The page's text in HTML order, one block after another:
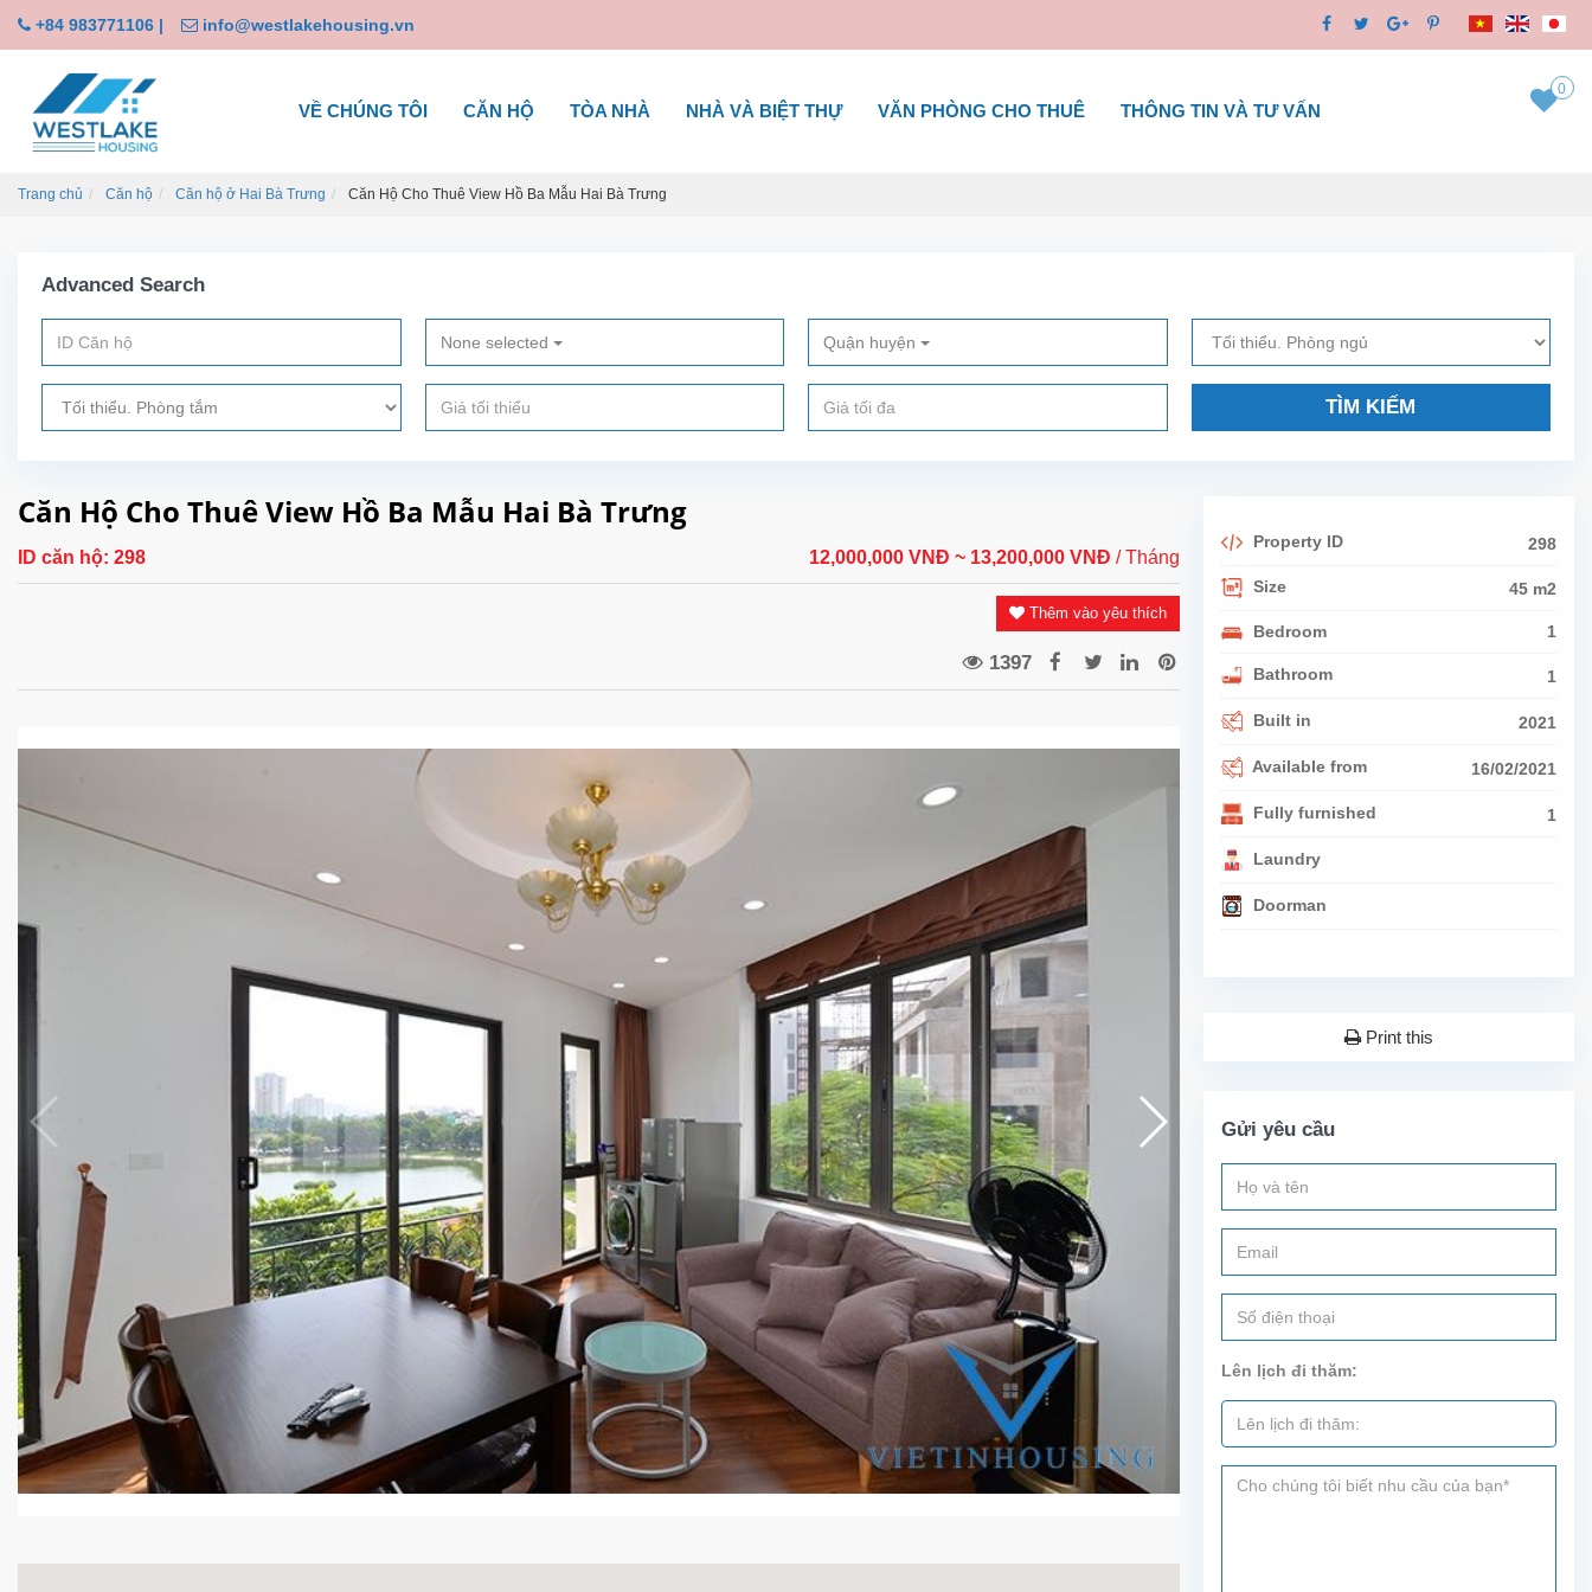
+84 983771106 | info@westlakehousing.vn
VỀ CHÚNG TÔI CĂN HỘ TÒA NHÀ NHÀ VÀ BIỆT THỰ VĂN PHÒNG CHO THUÊ THÔNG TIN VÀ TƯ VẤN
0
Trang chủ Căn hộ Căn hộ ở Hai Bà Trưng Căn Hộ Cho Thuê View Hồ Ba Mẫu Hai Bà Trưng
Advanced Search
None selected Quận huyện
TÌM KIẾM
Căn Hộ Cho Thuê View Hồ Ba Mẫu Hai Bà Trưng
ID căn hộ: 298 12,000,000 VNĐ ~ 13,200,000 VNĐ / Tháng
Thêm vào yêu thích
1397
Property ID 298
Size 45 m2
Bedroom 1
Bathroom 1
Built in 2021
Available from 16/02/2021
Fully furnished 1
Laundry
Doorman
Print this
Gửi yêu cầu
Lên lịch đi thăm: